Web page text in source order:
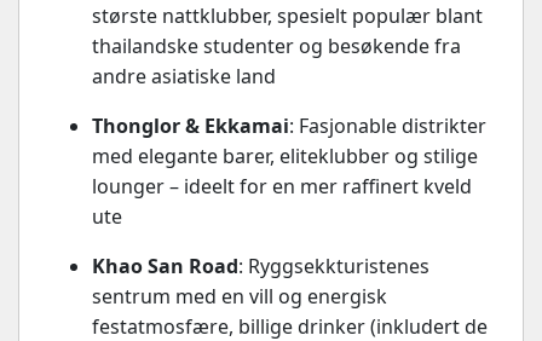
største nattklubber, spesielt populær blant
thailandske studenter og besøkende fra
andre asiatiske land
Thonglor & Ekkamai: Fasjonable distrikter
med elegante barer, eliteklubber og stilige
lounger – ideelt for en mer raffinert kveld
ute
Khao San Road: Ryggsekkturistenes
sentrum med en vill og energisk
festatmosfære, billige drinker (inkludert de